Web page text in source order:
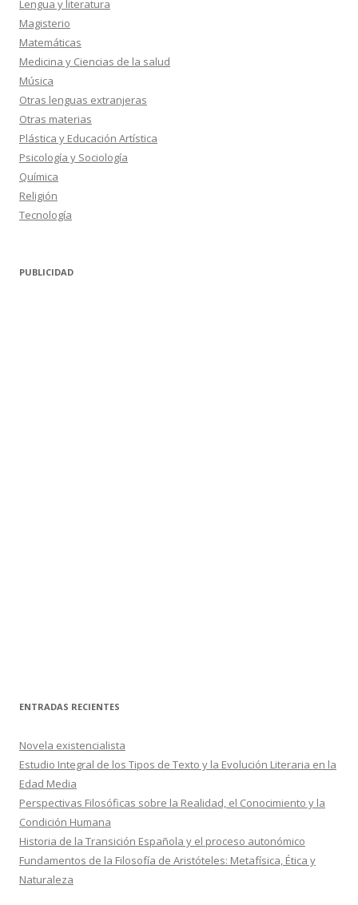
Lengua y literatura
Magisterio
Matemáticas
Medicina y Ciencias de la salud
Música
Otras lenguas extranjeras
Otras materias
Plástica y Educación Artística
Psicología y Sociología
Química
Religión
Tecnología
PUBLICIDAD
ENTRADAS RECIENTES
Novela existencialista
Estudio Integral de los Tipos de Texto y la Evolución Literaria en la
Edad Media
Perspectivas Filosóficas sobre la Realidad, el Conocimiento y la
Condición Humana
Historia de la Transición Española y el proceso autonómico
Fundamentos de la Filosofía de Aristóteles: Metafísica, Ética y
Naturaleza